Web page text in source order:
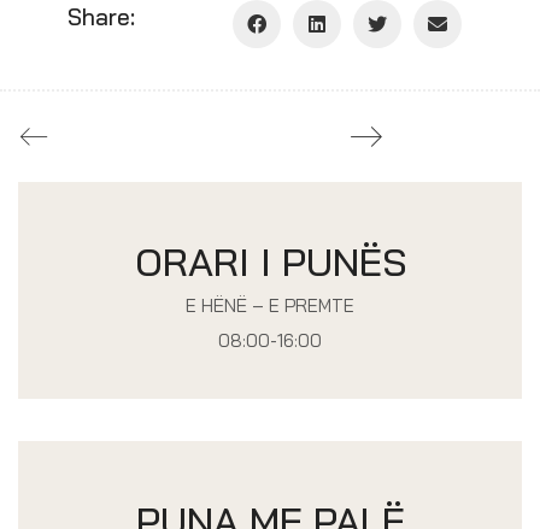
Share:
ORARI I PUNËS
E HËNË – E PREMTE
08:00-16:00